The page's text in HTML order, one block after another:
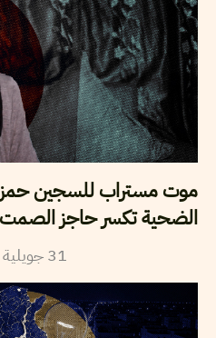
موت مستراب للسجين
الضحية تكسر حاجز الصمت
31 جويلية